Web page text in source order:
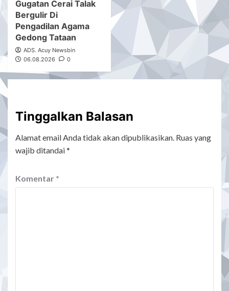
Gugatan Cerai Talak
Bergulir Di
Pengadilan Agama
Gedong Tataan
ADS. Acuy Newsbin
06.08.2026
0
Tinggalkan Balasan
Alamat email Anda tidak akan dipublikasikan. Ruas yang
wajib ditandai*
Komentar *